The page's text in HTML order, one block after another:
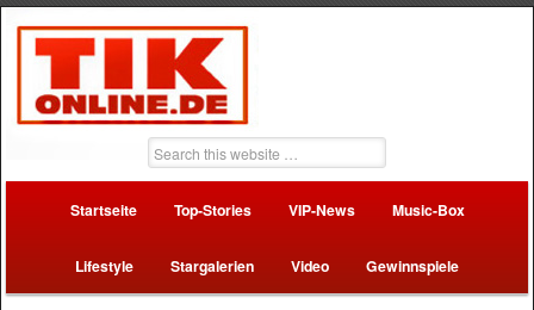
Startseite Top-Stories VIP-News Music-Box
Lifestyle Stargalerien Video Gewinnspiele